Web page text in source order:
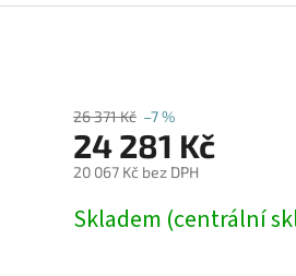
26 371 Kč –7 %
24 281 Kč
20 067 Kč bez DPH
cena:
Skladem (centrální